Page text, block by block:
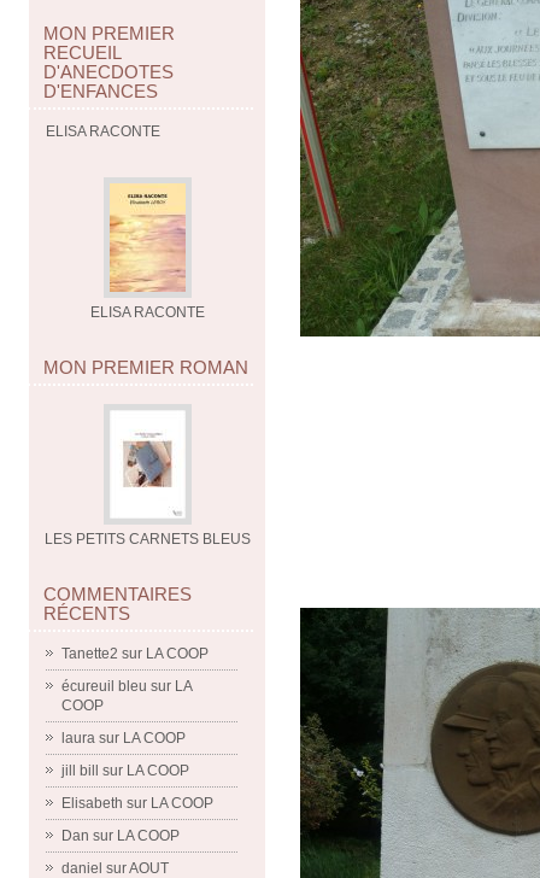
MON PREMIER
RECUEIL
D'ANECDOTES
D'ENFANCES
ELISA RACONTE
ELISA RACONTE
MON PREMIER ROMAN
LES PETITS CARNETS BLEUS
COMMENTAIRES
RÉCENTS
Tanette2 sur LA COOP
écureuil bleu sur LA
COOP
laura sur LA COOP
jill bill
sur LA COOP
Elisabeth sur LA COOP
Dan sur LA COOP
daniel surAOUT